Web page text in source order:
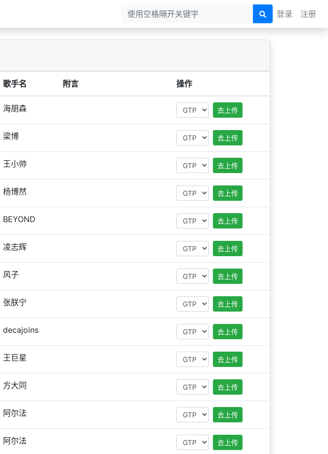
登录 注册
歌手名 附言 操作
海朋森 去上传
梁博 去上传
王小帅 去上传
杨博然 去上传
BEYOND 去上传
凌志辉 去上传
风子 去上传
张朕宁 去上传
decajoins 去上传
王巨星 去上传
方大同 去上传
阿尔法 去上传
阿尔法 去上传